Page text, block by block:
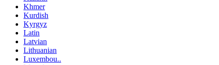
Khmer
Kurdish
Kyrgyz
Latin
Latvian
Lithuanian
Luxembou..